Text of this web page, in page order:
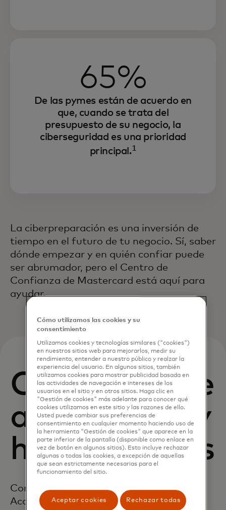
65%
De las pymes están de acuerdo en
que, cuando se trata del
presupuesto de su negocio, la
ciberseguridad es una prioridad
principal.1
La ciberpreparación es una inversión de
tiempo en el futuro de tu negocio. Sí, saber
dónde empezar y en quién confiar puede
ser abrumador, pero el Centro de
Confianza de Mastercard está aquí para
ayudar.
Contenido de
aprendizaje y
herramientas
Con el Mastercard Trust Center, tienes
Access a información, herramientas y
Cómo utilizamos las cookies y su
consentimiento
Utilizamos cookies y tecnologías similares ("cookies")
en nuestros sitios web para mejorarlos, medir su
rendimiento, entender a nuestro público y realzar la
experiencia del usuario. En algunos sitios, también
utilizamos cookies para mostrar publicidad basada en
las actividades de navegación e intereses de los
usuarios en el sitio y en otros sitios. Haga clic en
"Gestión de cookies" más adelante para conocer qué
cookies utilizamos en este sitio y las razones de ello.
Usted puede cambiar sus preferencias de
consentimiento en cualquier momento haciendo uso de
la herramienta "Gestión de cookies" que aparece en la
parte inferior de la pantalla (disponible como enlace en
vez de botón en algunos sitios). Esto incluye rechazar
algunas o todas las cookies, a excepción de aquellas
que sean estrictamente necesarias para el
funcionamiento del sitio.
Aceptar cookies Rechazar todas